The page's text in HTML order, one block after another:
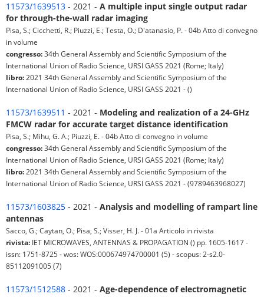
11573/1639513 - 2021 - A multiple input single output radar
for through-the-wall radar imaging
Pisa, S.; Cicchetti, R.; Piuzzi, E.; Testa, O.; D'atanasio, P. - 04b Atto di convegno
in volume
congresso:34th General Assembly and Scientific Symposium of the
International Union of Radio Science, URSI GASS 2021 (Rome; Italy)
libro: 2021 34th General Assembly and Scientific Symposium of the
International Union of Radio Science, URSI GASS 2021 - ()
11573/1639511 - 2021 - Modeling and realization of a 24-GHz
FMCW radar for accurate target distance identification
Pisa, S.; Mihu, G. A.; Piuzzi, E. - 04b Atto di convegno in volume
congresso:34th General Assembly and Scientific Symposium of the
International Union of Radio Science, URSI GASS 2021 (Rome; Italy)
libro: 2021 34th General Assembly and Scientific Symposium of the
International Union of Radio Science, URSI GASS 2021 - (9789463968027)
11573/1603825 - 2021 - Analysis and modelling of rampart line
antennas
Sacco, G.; Caytan, O.; Pisa, S.; Visser, H. J. - 01a Articolo in rivista
rivista: IET MICROWAVES, ANTENNAS & PROPAGATION () pp. 1605-1617 -
issn: 1751-8725 - wos: WOS:000674974700001 (5) - scopus: 2-s2.0-
85112091005 (7)
11573/1512588 - 2021 - Age-dependence of electromagnetic